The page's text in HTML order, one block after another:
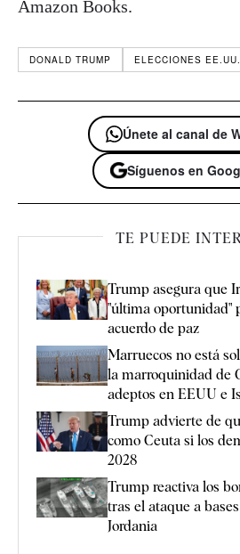
Amazon Books.
DONALD TRUMP ELECCIONES EE.UU.
Únete al canal de
Síguenos en
TE PUEDE
Trump asegura que
"última oportunidad"
acuerdo de paz
Marruecos no está
la marroquinidad de
adeptos en EEUU e
Trump advierte de
como Ceuta si los
2028
Trump reactiva los
tras el ataque a
Jordania